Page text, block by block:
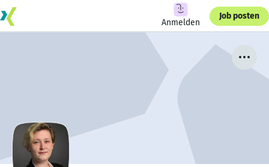
Anmelden
Job posten